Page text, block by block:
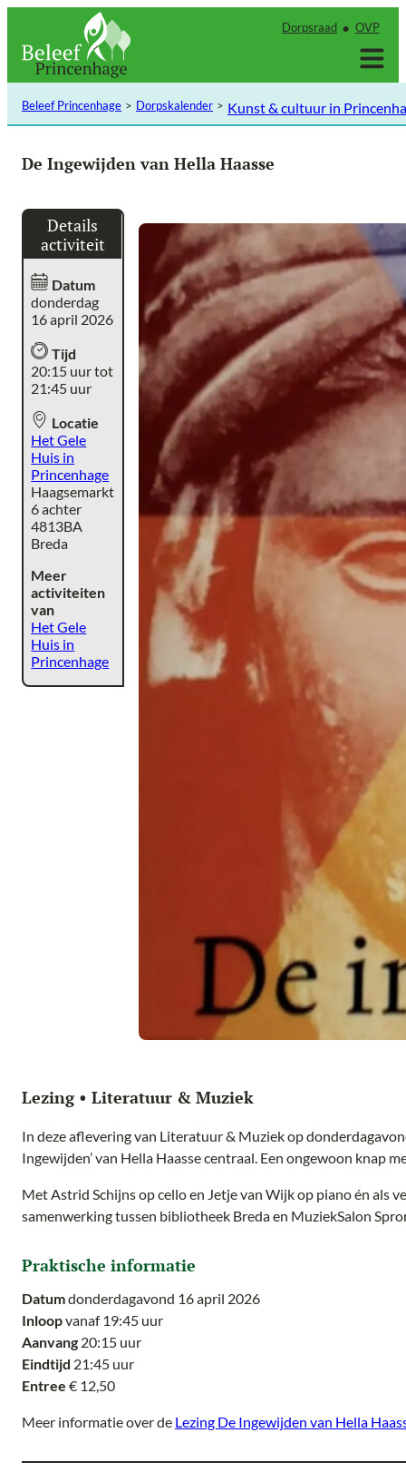
inhoud
Dorpsraad OVP
Beleef Princenhage Dorpskalender Kunst & cultuur in
De Ingewijden van Hella Haasse
Details
activiteit
Datum
donderdag
16 april 2026
Tijd
20:15 uur tot
21:45 uur
Locatie
Het Gele
Huis in
Princenhage
Haagsemarkt
6 achter
4813BA
Breda
Meer
activiteiten
van
Het Gele
Huis in
Princenhage
Lezing • Literatuur & Muziek
In deze aflevering van Literatuur & Muziek op
Ingewijden’ van Hella Haasse centraal. Een ongewoon knap
Met Astrid Schijns op cello en Jetje van Wijk op piano én als
samenwerking tussen bibliotheek Breda en MuziekSalon
Praktische informatie
Datumdonderdagavond 16 april 2026
Inloopvanaf 19:45 uur
Aanvang 20:15 uur
Eindtijd 21:45 uur
Entree € 12,50
Meer informatie over de Lezing De Ingewijden van Hella